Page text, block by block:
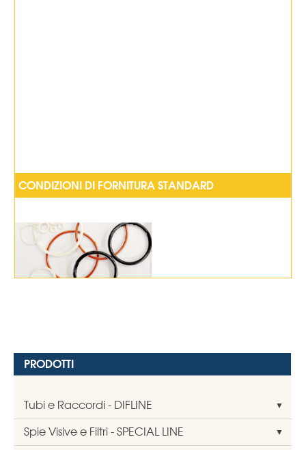
PRODOTTI
Tubi e Raccordi - DIFLINE
Spie Visive e Filtri - SPECIAL LINE